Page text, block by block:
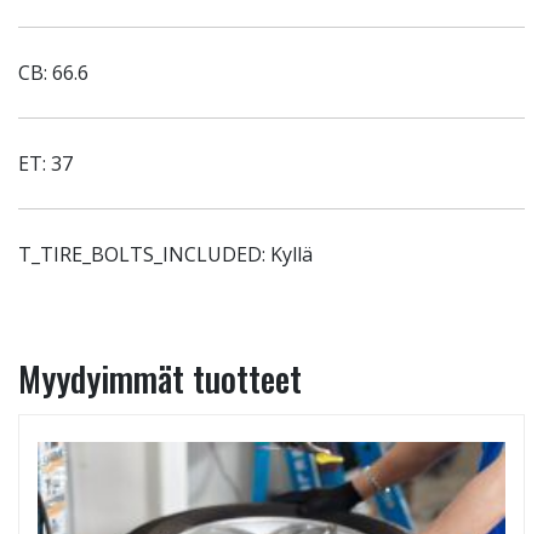
CB: 66.6
ET: 37
T_TIRE_BOLTS_INCLUDED: Kyllä
Myydyimmät tuotteet